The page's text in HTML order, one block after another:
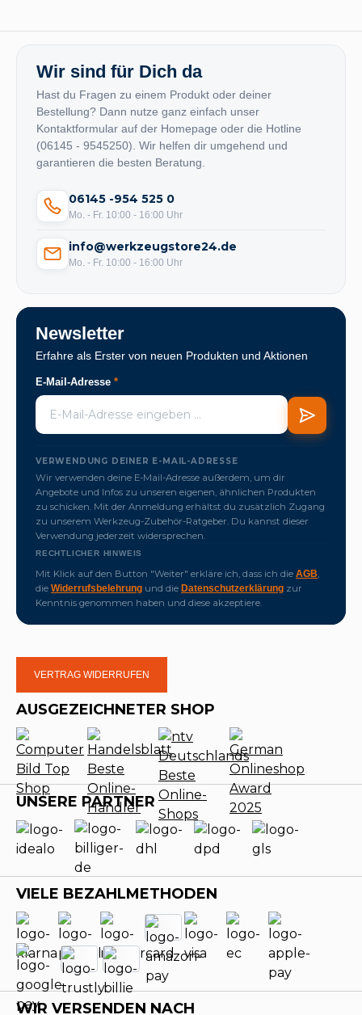
Wir sind für Dich da
Hast du Fragen zu einem Produkt oder deiner
Bestellung? Dann nutze ganz einfach unser
Kontaktformular auf der Homepage oder die Hotline
(06145 - 9545250). Wir helfen dir umgehend und
garantieren die besten Beratung.
06145 -954 525 0
Mo. - Fr. 10:00 - 16:00 Uhr
info@werkzeugstore24.de
Mo. - Fr. 10:00 - 16:00 Uhr
Newsletter
Erfahre als Erster von neuen Produkten und Aktionen
E-Mail-Adresse *
VERWENDUNG DEINER E-MAIL-ADRESSE
Wir verwenden deine E-Mail-Adresse außerdem, um dir
Angebote und Infos zu unseren eigenen, ähnlichen Produkten
zu schicken. Mit der Anmeldung erhältst du zusätzlich Zugang
zu unserem Werkzeug-Zubehör-Ratgeber. Du kannst dieser
Verwendung jederzeit widersprechen.
RECHTLICHER HINWEIS
Mit Klick auf den Button "Weiter" erkläre ich, dass ich die AGB,
die Widerrufsbelehrung und die Datenschutzerklärung zur
Kenntnis genommen haben und diese akzeptiere.
VERTRAG WIDERRUFEN
AUSGEZEICHNETER SHOP
UNSERE PARTNER
VIELE BEZAHLMETHODEN
WIR VERSENDEN NACH